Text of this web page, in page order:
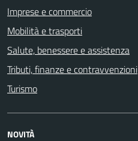
Imprese e commercio
Mobilità e trasporti
Salute, benessere e assistenza
Tributi, finanze e contravvenzioni
Turismo
NOVITÀ